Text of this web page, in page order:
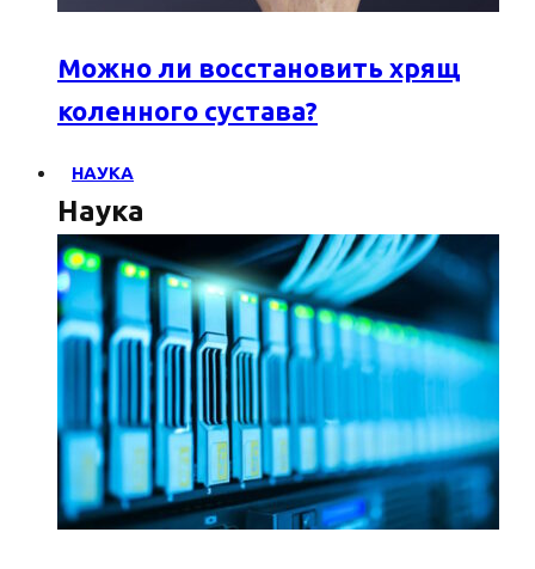
Можно ли восстановить хрящ
коленного сустава?
НАУКА
Наука